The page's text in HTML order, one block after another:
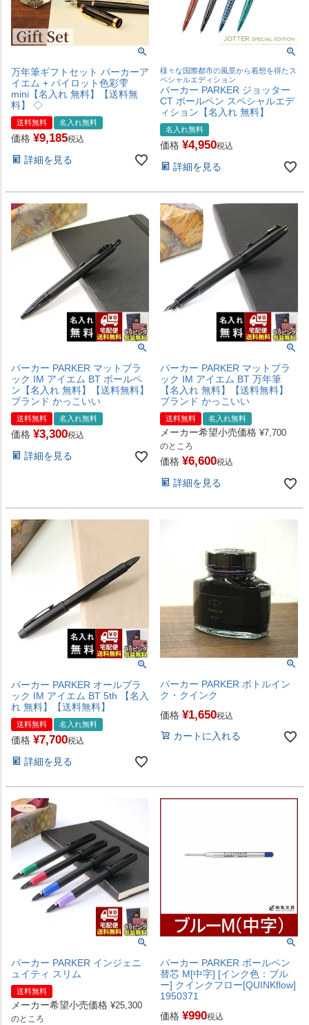
万年筆ギフトセット パーカーア
イエム + パイロット色彩雫
mini【名入れ 無料】【送料無
料】 ◇
送料無料 名入れ無料
価格 ¥9,185税込
詳細を見る
様々な国際都市の風景から着想を得たス
ペシャルエディション
パーカー PARKER ジョッター
CT ボールペン スペシャルエデ
ィション【名入れ 無料】
名入れ無料
価格 ¥4,950税込
詳細を見る
パーカー PARKER マットブラ
ック IM アイエム BT ボールペ
ン【名入れ 無料】【送料無料】
ブランド かっこいい
送料無料 名入れ無料
価格 ¥3,300税込
詳細を見る
パーカー PARKER マットブラ
ック IM アイエム BT 万年筆
【名入れ 無料】【送料無料】
ブランド かっこいい
送料無料 名入れ無料
メーカー希望小売価格 ¥7,700
のところ
価格 ¥6,600税込
詳細を見る
パーカー PARKER オールブラ
ック IM アイエム BT 5th 【名入
れ 無料】【送料無料】
送料無料 名入れ無料
価格 ¥7,700税込
詳細を見る
パーカー PARKER ボトルイン
ク・クインク
価格 ¥1,650税込
カートに入れる
パーカー PARKER インジェニ
ュイティ スリム
送料無料
メーカー希望小売価格 ¥25,300
のところ
パーカー PARKER ボールペン
替芯 M[中字] [インク色：ブル
ー] クインクフロー[QUINKflow]
1950371
価格 ¥990税込